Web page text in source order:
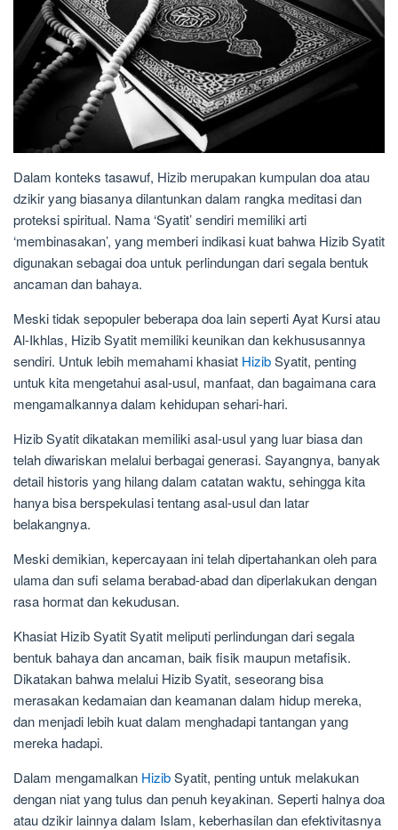
Dalam konteks tasawuf, Hizib merupakan kumpulan doa atau
dzikir yang biasanya dilantunkan dalam rangka meditasi dan
proteksi spiritual. Nama ‘Syatit’ sendiri memiliki arti
‘membinasakan’, yang memberi indikasi kuat bahwa Hizib Syatit
digunakan sebagai doa untuk perlindungan dari segala bentuk
ancaman dan bahaya.
Meski tidak sepopuler beberapa doa lain seperti Ayat Kursi atau
Al-Ikhlas, Hizib Syatit memiliki keunikan dan kekhususannya
sendiri. Untuk lebih memahami khasiat HizibSyatit, penting
untuk kita mengetahui asal-usul, manfaat, dan bagaimana cara
mengamalkannya dalam kehidupan sehari-hari.
Hizib Syatit dikatakan memiliki asal-usul yang luar biasa dan
telah diwariskan melalui berbagai generasi. Sayangnya, banyak
detail historis yang hilang dalam catatan waktu, sehingga kita
hanya bisa berspekulasi tentang asal-usul dan latar
belakangnya.
Meski demikian, kepercayaan ini telah dipertahankan oleh para
ulama dan sufi selama berabad-abad dan diperlakukan dengan
rasa hormat dan kekudusan.
Khasiat Hizib Syatit Syatit meliputi perlindungan dari segala
bentuk bahaya dan ancaman, baik fisik maupun metafisik.
Dikatakan bahwa melalui Hizib Syatit, seseorang bisa
merasakan kedamaian dan keamanan dalam hidup mereka,
dan menjadi lebih kuat dalam menghadapi tantangan yang
mereka hadapi.
Dalam mengamalkan HizibSyatit, penting untuk melakukan
dengan niat yang tulus dan penuh keyakinan. Seperti halnya doa
atau dzikir lainnya dalam Islam, keberhasilan dan efektivitasnya